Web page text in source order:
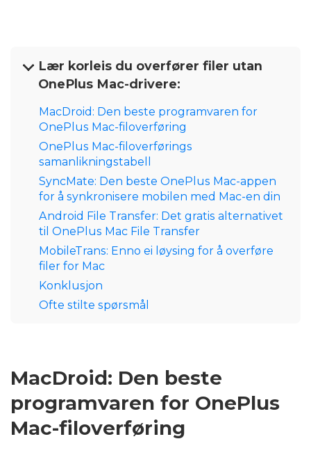
Lær korleis du overfører filer utan
OnePlus Mac-drivere:
MacDroid: Den beste programvaren for
OnePlus Mac-filoverføring
OnePlus Mac-filoverførings
samanlikningstabell
SyncMate: Den beste OnePlus Mac-appen
for å synkronisere mobilen med Mac-en din
Android File Transfer: Det gratis alternativet
til OnePlus Mac File Transfer
MobileTrans: Enno ei løysing for å overføre
filer for Mac
Konklusjon
Ofte stilte spørsmål
MacDroid: Den beste
programvaren for OnePlus
Mac-filoverføring